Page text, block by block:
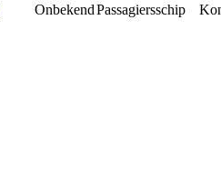
OnbekendPassagiersschip